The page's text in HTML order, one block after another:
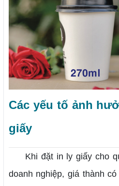
Các yếu tố ảnh
giấy
Khi đặt in ly giấy cho
doanh nghiệp, giá thành